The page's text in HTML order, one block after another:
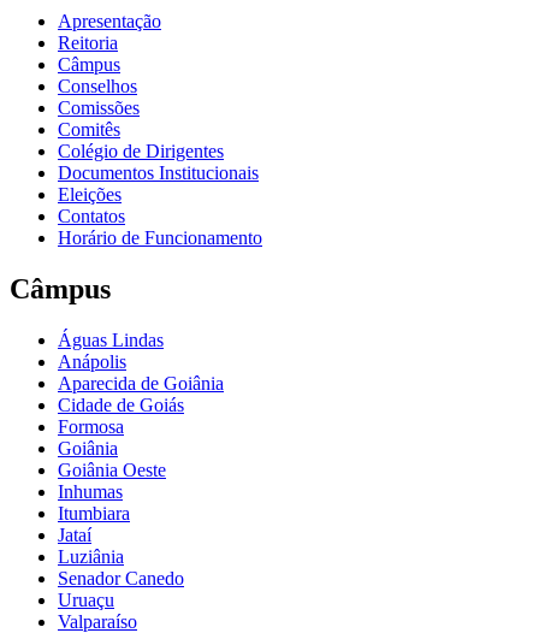
Apresentação
Reitoria
Câmpus
Conselhos
Comissões
Comitês
Colégio de Dirigentes
Documentos Institucionais
Eleições
Contatos
Horário de Funcionamento
Câmpus
Águas Lindas
Anápolis
Aparecida de Goiânia
Cidade de Goiás
Formosa
Goiânia
Goiânia Oeste
Inhumas
Itumbiara
Jataí
Luziânia
Senador Canedo
Uruaçu
Valparaíso